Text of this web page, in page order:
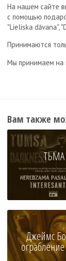
На нашем сайте
с помощью
"Lieliska dāvana",
Принимаются
Мы принимаем на
Вам также
ТЬМА
Джеймс